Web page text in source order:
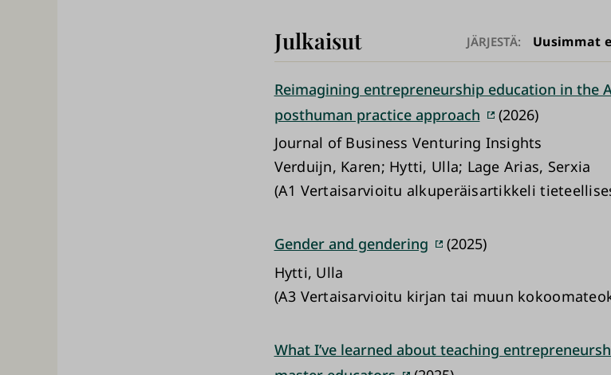
Julkaisut JÄRJESTÄ: Uusimmat
Reimagining entrepreneurship education in the
posthuman practice approach
(2026)
Journal of Business Venturing Insights
Verduijn, Karen; Hytti, Ulla; Lage Arias, Serxia
(A1 Vertaisarvioitu alkuperäisartikkeli
Gender and gendering
(2025)
Hytti, Ulla
(A3 Vertaisarvioitu kirjan tai muun
What I’ve learned about teaching